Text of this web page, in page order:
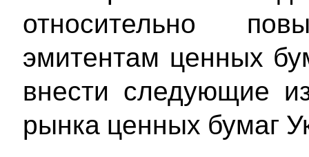
относительно
эмитентам ценных
внести следующие
рынка ценных бумаг